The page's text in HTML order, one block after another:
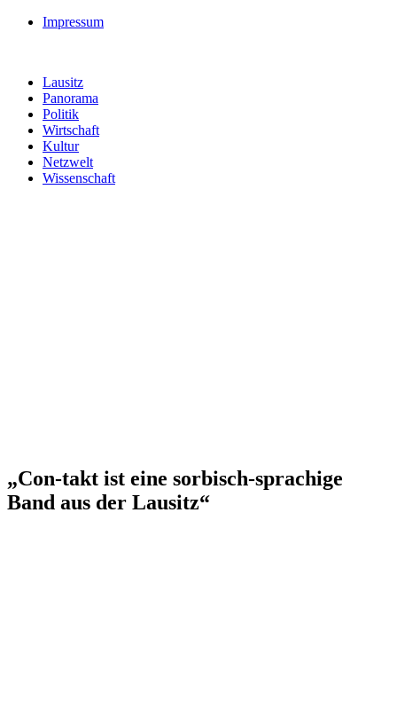
Impressum
Lausitz
Panorama
Politik
Wirtschaft
Kultur
Netzwelt
Wissenschaft
„Con-takt ist eine sorbisch-sprachige
Band aus der Lausitz“